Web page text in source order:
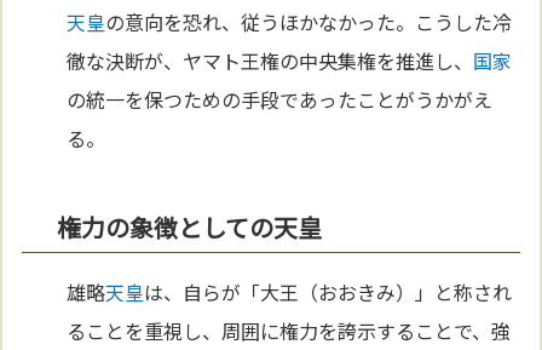
天皇の意向を恐れ、従うほかなかった。こうした冷
徹な決断が、ヤマト王権の中央集権を推進し、 国家
の統一を保つための手段であったことがうかがえ
る。
権力の象徴としての天皇
雄略天皇は、自らが「大王（おおきみ）」と称され
ることを重視し、周囲に権力を誇示することで、強